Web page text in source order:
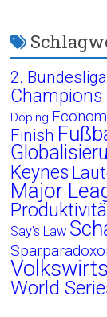
2. Bundesliga
Champions
Doping
Finish
Keynes
Major
Say's Law
World